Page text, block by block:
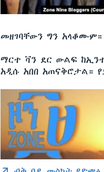
መዘገባቸውን ግን አላቆሙም።
ማርተ ቫን ደር ውልፍ
አዲሱ አበበ አጠናቅሮታል።